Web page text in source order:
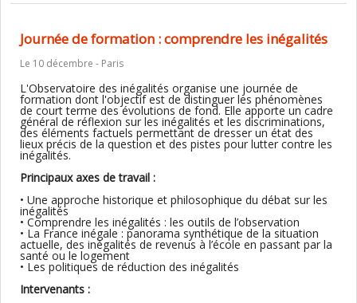
Journée de formation : comprendre les inégalités
Le 10 décembre - Paris
L'Observatoire des inégalités organise une journée de
formation dont l'objectif est de distinguer les phénomènes
de court terme des évolutions de fond. Elle apporte un cadre
général de réflexion sur les inégalités et les discriminations,
des éléments factuels permettant de dresser un état des
lieux précis de la question et des pistes pour lutter contre les
inégalités.
Principaux axes de travail :
• Une approche historique et philosophique du débat sur les
inégalités
• Comprendre les inégalités : les outils de l’observation
• La France inégale : panorama synthétique de la situation
actuelle, des inégalités de revenus à l’école en passant par la
santé ou le logement
• Les politiques de réduction des inégalités
Intervenants :